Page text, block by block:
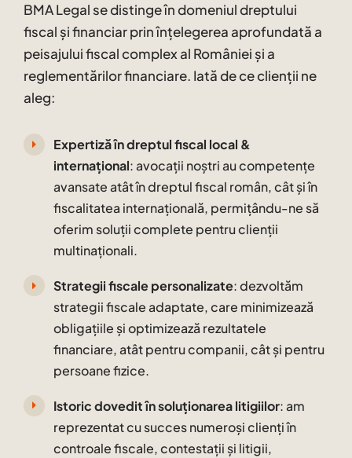
BMA Legal se distinge în domeniul dreptului
fiscal și financiar prin înțelegerea aprofundată a
peisajului fiscal complex al României și a
reglementărilor financiare. Iată de ce clienții ne
aleg:
Expertiză în dreptul fiscal local &
internațional: avocații noștri au competențe
avansate atât în dreptul fiscal român, cât și în
fiscalitatea internațională, permițându-ne să
oferim soluții complete pentru clienții
multinaționali.
Strategii fiscale personalizate: dezvoltăm
strategii fiscale adaptate, care minimizează
obligațiile și optimizează rezultatele
financiare, atât pentru companii, cât și pentru
persoane fizice.
Istoric dovedit în soluționarea litigiilor: am
reprezentat cu succes numeroși clienți în
controale fiscale, contestații și litigii,